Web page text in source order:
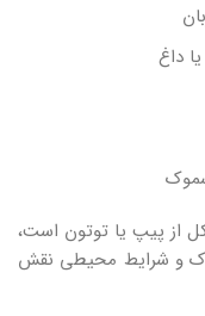
داغ
از پیپ یا توتون است،
و شرایط محیطی نقش